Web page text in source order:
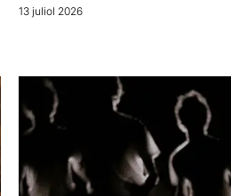
13 juliol 2026